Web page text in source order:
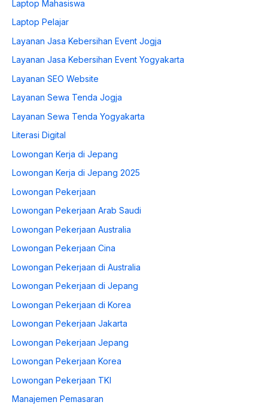
Laptop Mahasiswa
Laptop Pelajar
Layanan Jasa Kebersihan Event Jogja
Layanan Jasa Kebersihan Event Yogyakarta
Layanan SEO Website
Layanan Sewa Tenda Jogja
Layanan Sewa Tenda Yogyakarta
Literasi Digital
Lowongan Kerja di Jepang
Lowongan Kerja di Jepang 2025
Lowongan Pekerjaan
Lowongan Pekerjaan Arab Saudi
Lowongan Pekerjaan Australia
Lowongan Pekerjaan Cina
Lowongan Pekerjaan di Australia
Lowongan Pekerjaan di Jepang
Lowongan Pekerjaan di Korea
Lowongan Pekerjaan Jakarta
Lowongan Pekerjaan Jepang
Lowongan Pekerjaan Korea
Lowongan Pekerjaan TKI
Manajemen Pemasaran